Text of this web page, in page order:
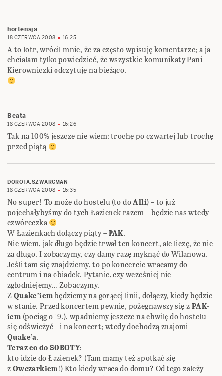
hortensja
18 CZERWCA 2008 16:25
A to lotr, wrócil mnie, że za często wpisuję komentarze; a ja
chcialam tylko powiedzieć, że wszystkie komunikaty Pani
Kierowniczki odczytuję na bieżąco.
Beata
18 CZERWCA 2008 16:26
Tak na 100% jeszcze nie wiem: trochę po czwartej lub trochę
przed piątą
DOROTA.SZWARCMAN
18 CZERWCA 2008
16:35
No super! To może do hostelu (to doAlli) – to już
pojechałybyśmy do tych Łazienek razem – będzie nas wtedy
czwóreczka
W Łazienkach dołączy piąty –PAK.
Nie wiem, jak długo będzie trwał ten koncert, ale liczę, że nie
za długo. I zobaczymy, czy damy razę myknąć do Wilanowa.
Jeśli tam się znajdziemy, to po koncercie wracamy do
centrum i na obiadek. Pytanie, czy wcześniej nie
zgłodniejemy… Zobaczymy.
ZQuake’iembędziemy na gorącej linii, dołączy, kiedy będzie
w stanie. Przed koncertem pewnie, pożegnawszy się zPAK-
iem (pociąg o 19.), wpadniemy jeszcze na chwilę do hostelu
się odświeżyć – i na koncert; wtedy dochodzą znajomi
Quake’a.
Teraz co do SOBOTY:
kto idzie do Łazienek? (Tam mamy też spotkać się
zOwczarkiem!) Kto kiedy wraca do domu? Od tego zależy